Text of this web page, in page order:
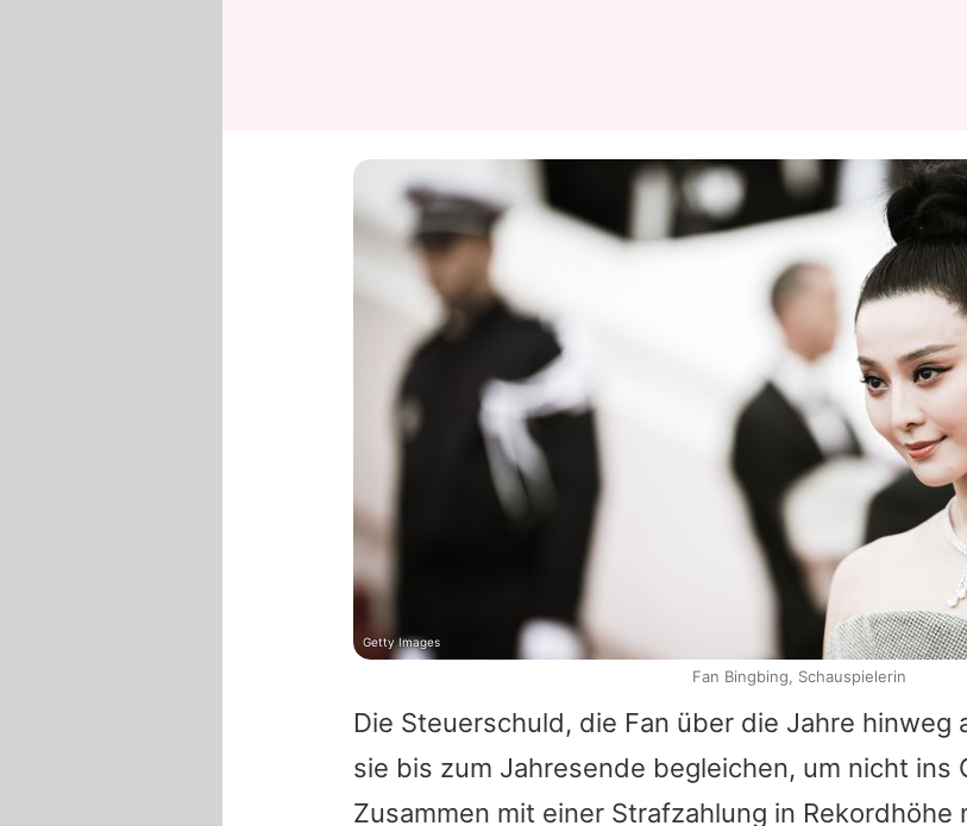
Die Steuerschuld, die Fan über die Jahre hinweg
sie bis zum Jahresende begleichen, um nicht ins
Zusammen mit einer Strafzahlung in Rekordhöhe
Getty Images
Fan Bingbing, Schauspielerin